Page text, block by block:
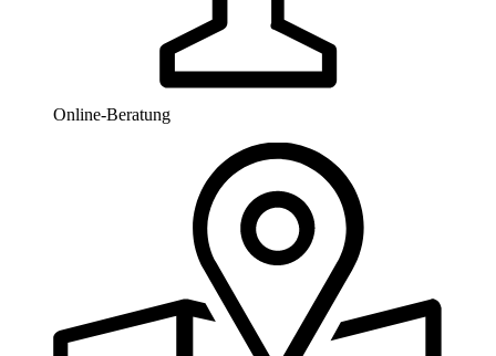
Online-Beratung